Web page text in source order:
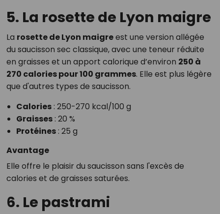
5. La rosette de Lyon maigre
La rosette de Lyon maigreest une version allégée
du saucisson sec classique, avec une teneur réduite
en graisses et un apport calorique d’environ 250 à
270 calories pour 100 grammes. Elle est plus légère
que d'autres types de saucisson.
Calories: 250-270 kcal/100 g
Graisses: 20 %
Protéines: 25 g
Avantage
Elle offre le plaisir du saucisson sans l'excès de
calories et de graisses saturées.
6. Le pastrami